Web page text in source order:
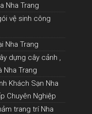
Nha Trang
vệ sinh công
Nha Trang
dựng cây cảnh ,
Nha Trang
Khách Sạn Nha
Chuyên Nghiệp
trang trí Nha